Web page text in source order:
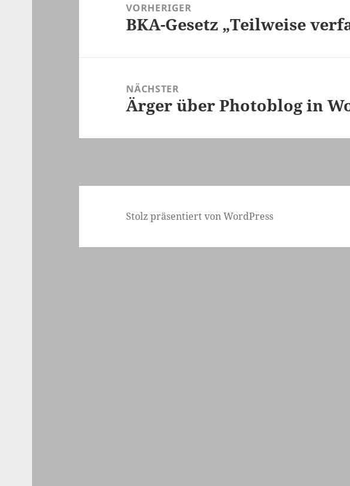
VORHERIGER
Vorheriger
BKA-Gesetz „Teilweise
NÄCHSTER
Nächster
Ärger über Photoblog in
Stolz präsentiert von WordPress